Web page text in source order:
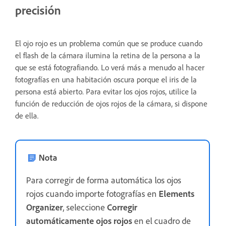
precisión
El ojo rojo es un problema común que se produce cuando
el flash de la cámara ilumina la retina de la persona a la
que se está fotografiando. Lo verá más a menudo al hacer
fotografías en una habitación oscura porque el iris de la
persona está abierto. Para evitar los ojos rojos, utilice la
función de reducción de ojos rojos de la cámara, si dispone
de ella.
Nota
Para corregir de forma automática los ojos
rojos cuando importe fotografías en Elements
Organizer, seleccione Corregir
automáticamente ojos rojosen el cuadro de